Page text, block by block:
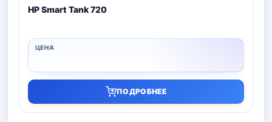
HP Smart Tank 720
ПОДРОБНЕЕ